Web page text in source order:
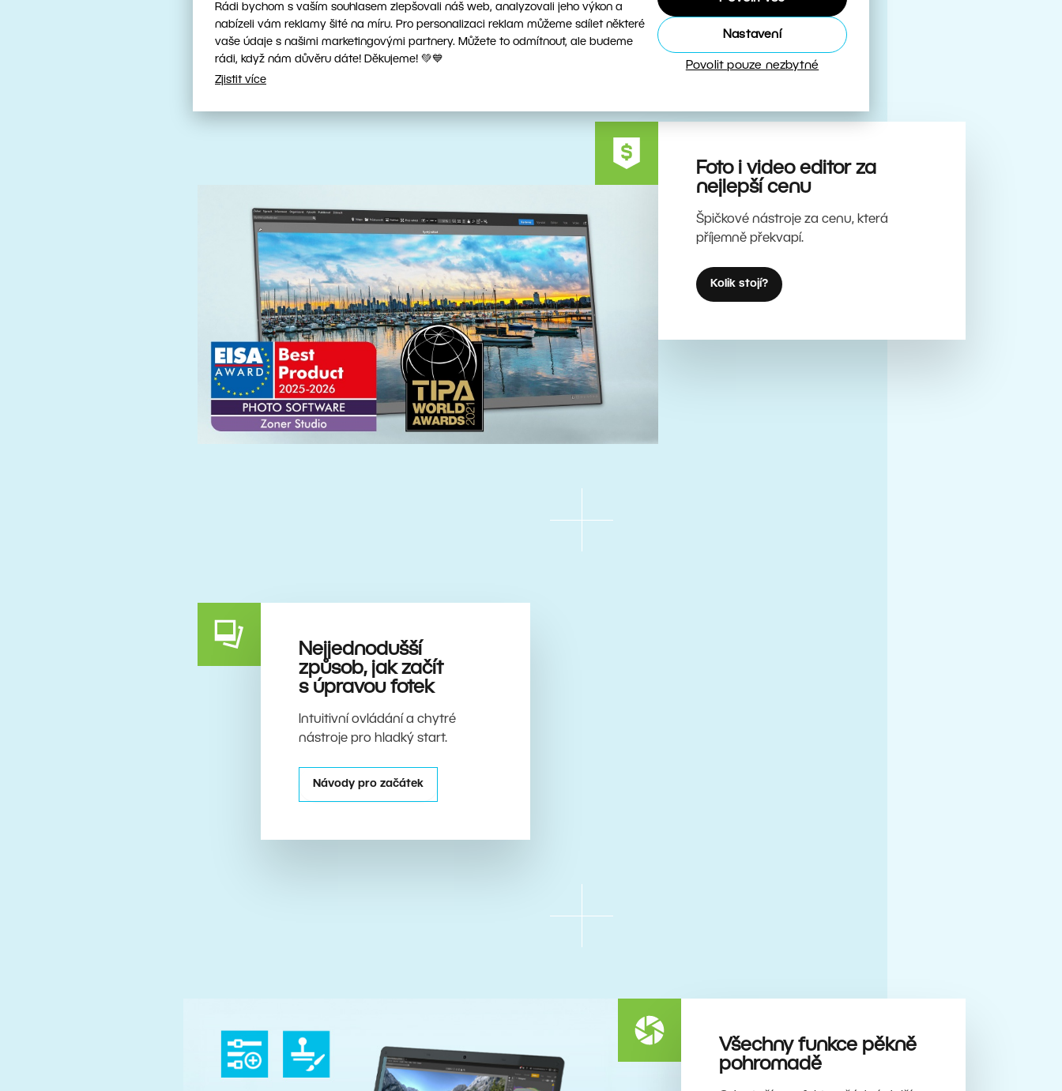
Rádi bychom s vaším souhlasem zlepšovali náš web, analyzovali jeho výkon a
nabízeli vám reklamy šité na míru. Pro personalizaci reklam můžeme sdílet některé
vaše údaje s našimi marketingovými partnery. Můžete to odmítnout, ale budeme
rádi, když nám důvěru dáte! Děkujeme! 💚💙
Zjistit více
Nastavení
Povolit pouze nezbytné
Upravujte rychle, intuitivně a s nejlepšími
nástroji
Foto i video editor za
nejlepší cenu
Špičkové nástroje za cenu, která
příjemně překvapí.
Kolik stojí?
Nejjednodušší
způsob, jak začít
s úpravou fotek
Intuitivní ovládání a chytré
nástroje pro hladký start.
Návody pro začátek
Všechny funkce pěkně
pohromadě